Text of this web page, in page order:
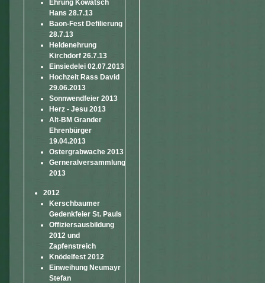
Ehrung Kowatsch
Hans 28.7.13
Baon-Fest Defilierung
28.7.13
Heldenehrung
Kirchdorf 26.7.13
Einsiedelei 02.07.2013
Hochzeit Rass David
29.06.2013
Sonnwendfeier 2013
Herz - Jesu 2013
Alt-BM Grander
Ehrenbürger
19.04.2013
Ostergrabwache 2013
Gerneralversammlung
2013
2012
Kerschbaumer
Gedenkfeier St. Pauls
Offiziersausbildung
2012 und
Zapfenstreich
Knödelfest 2012
Einweihung Neumayr
Stefan